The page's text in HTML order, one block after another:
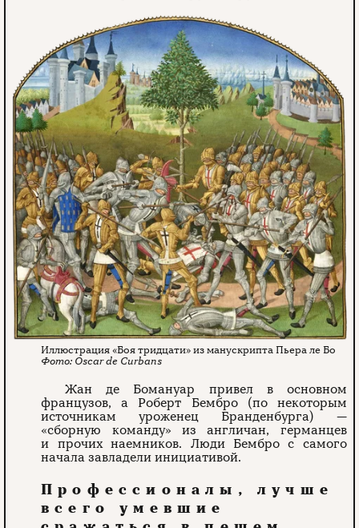
Иллюстрация «Боя тридцати» из манускрипта Пьера ле Бо
Oscar de Curbans
Жан де Бомануар привел в основном
французов, а Роберт Бембро (по некоторым
источникам уроженец Бранденбурга) —
«сборную команду» из англичан, германцев
и прочих наемников. Люди Бембро с самого
начала завладели инициативой.
Профессионалы, лучше
всего умевшие